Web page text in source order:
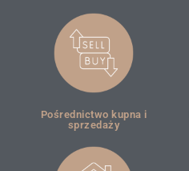
Pośrednictwo kupna i
sprzedaży